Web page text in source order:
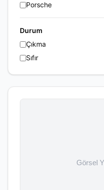
Porsche
Durum
Çıkma
Sıfır